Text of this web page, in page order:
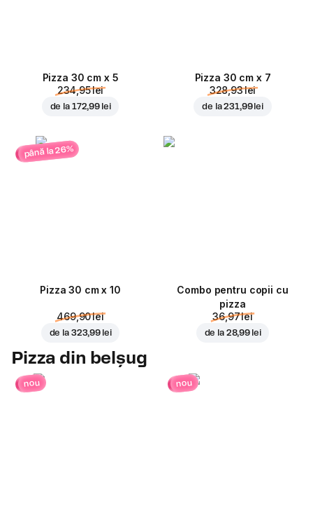
Pizza 30 cm x 5
234,95 lei
de la 172,99 lei
Pizza 30 cm x 7
328,93 lei
de la231,99 lei
până la 26%
Pizza 30 cm x 10
469,90 lei
de la 323,99 lei
Combo pentru copii cu
pizza
36,97 lei
de la 28,99 lei
Pizza din belșug
nou nou